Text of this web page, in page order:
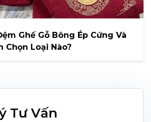
Ghế Gỗ Bông Ép Cứng Và
Chọn Loại Nào?
Tư Vấn